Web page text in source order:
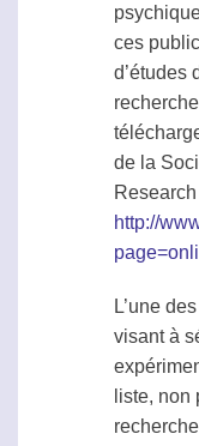
ces
d’études
de la
http://
L’une
visant à
liste,